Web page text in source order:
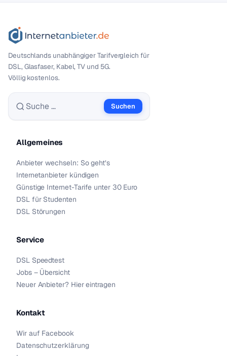
Deutschlands unabhängiger Tarif­vergleich für
DSL, Glasfaser, Kabel, TV und 5G.
Völlig kostenlos.
Suche nach:
Suchen
Allgemeines
Anbieter wechseln: So geht’s
Internetanbieter kündigen
Günstige Internet-Tarife unter 30 Euro
DSL für Studenten
DSL Störungen
Service
DSL Speedtest
Jobs – Übersicht
Neuer Anbieter? Hier eintragen
Kontakt
Wir auf Facebook
Datenschutzerklärung